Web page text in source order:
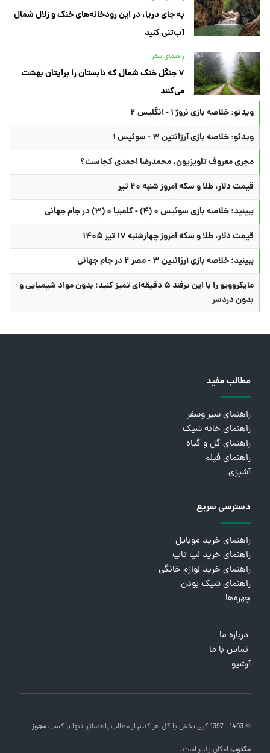
به جای دریا، در این رودخانه‌های خنک و زلال شمال
آب‌تنی کنید
راهنمای سفر
۷ جنگل خنک شمال که تابستان را برایتان بهشت
می‌کنند
ویدئو: خلاصه بازی نروژ ۱ - انگلیس ۲
ویدئو: خلاصه بازی آرژانتین ۳ - سوئیس ۱
مجری معروف تلویزیون، محمدرضا احمدی کجاست؟
قیمت دلار، طلا و سکه امروز شنبه ۲۰ تیر
ببینید؛ خلاصه بازی سوئیس ۰ (۴) - کلمبیا ۰ (۳) در جام جهانی
قیمت دلار، طلا و سکه امروز چهارشنبه ۱۷ تیر ۱۴۰۵
ببینید؛ خلاصه بازی آرژانتین ۳ - مصر ۲ در جام جهانی
مایکروویو را با این ترفند ۵ دقیقه‌ای تمیز کنید؛ بدون مواد شیمیایی و
بدون دردسر
مطالب مفید
راهنمای سیر وسفر
راهنمای خانه شیک
راهنمای گل و گیاه
راهنمای فیلم
آشپزی
دسترسی سریع
راهنمای خرید موبایل
راهنمای خرید لپ تاپ
راهنمای خرید لوازم خانگی
راهنمای شیک بودن
چهره‌ها
درباره ما
تماس با ما
آرشیو
© 1403 - 1397 کپی بخش یا کل هر کدام از مطالب راهنماتو تنها با کسبمجوز
مکتوبامکان پذیر است.